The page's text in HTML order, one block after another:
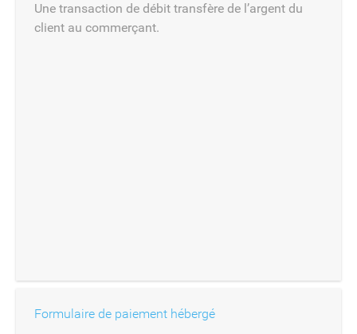
Une transaction de débit transfère de l’argent du
client au commerçant.
Formulaire de paiement hébergé